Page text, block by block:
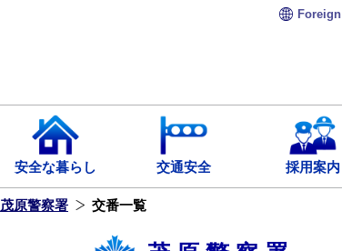
Foreign
安全な暮らし 交通安全 採用案内
茂原警察署 交番一覧